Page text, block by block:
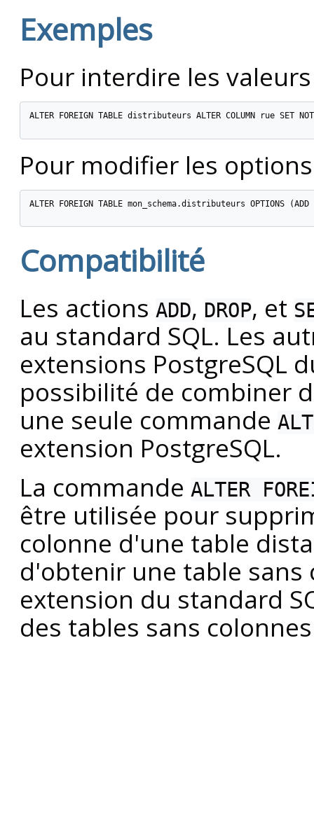
Exemples
Pour interdire les
ALTER FOREIGN TABLE distributeurs ALTER COLUMN rue SET
Pour modifier les
ALTER FOREIGN TABLE mon_schema.distributeurs
Compatibilité
Les actions ADD, DROP, et
au standard SQL. Les
extensions PostgreSQL
possibilité de combiner
une seule commande
extension PostgreSQL.
La commande ALTER
être utilisée pour
colonne d'une table
d'obtenir une table sans
extension du standard
des tables sans